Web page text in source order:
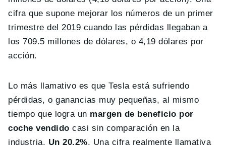
cifra que supone mejorar los números de un primer
trimestre del 2019 cuando las pérdidas llegaban a
los 709.5 millones de dólares, o 4,19 dólares por
acción.
Lo más llamativo es que Tesla está sufriendo
pérdidas, o ganancias muy pequeñas, al mismo
tiempo que logra un margen de beneficio por
coche vendido casi sin comparación en la
industria. Un 20.2%. Una cifra realmente llamativa